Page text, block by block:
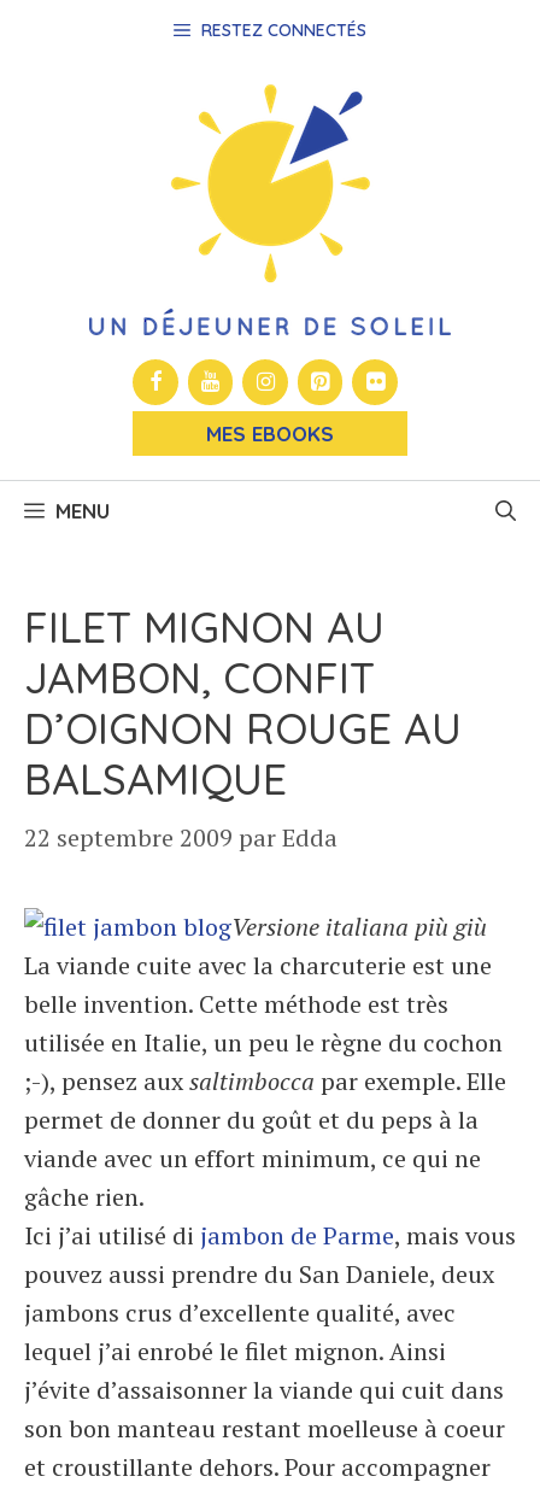
RESTEZ CONNECTÉS
MES EBOOKS
MENU
FILET MIGNON AU
JAMBON, CONFIT
D’OIGNON ROUGE AU
BALSAMIQUE
22 septembre 2009 parEdda
Versione italiana più giù
La viande cuite avec la charcuterie est une
belle invention. Cette méthode est très
utilisée en Italie, un peu le règne du cochon
;-), pensez auxsaltimbocca par exemple. Elle
permet de donner du goût et du peps à la
viande avec un effort minimum, ce qui ne
gâche rien.
Ici j’ai utilisé di jambon de Parme, mais vous
pouvez aussi prendre du San Daniele, deux
jambons crus d’excellente qualité, avec
lequel j’ai enrobé le filet mignon. Ainsi
j’évite d’assaisonner la viande qui cuit dans
son bon manteau restant moelleuse à coeur
et croustillante dehors. Pour accompagner